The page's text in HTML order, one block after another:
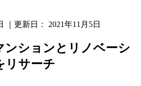
｜更新日： 2021年11月5日
ンションとリノベーシ
リサーチ